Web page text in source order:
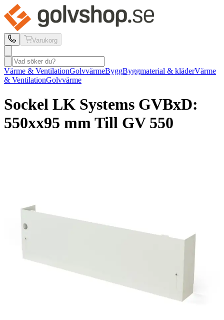
Varukorg
Värme & VentilationGolvvärmeByggByggmaterial & kläderVärme
& VentilationGolvvärme
Sockel LK Systems GVBxD:
550xx95 mm Till GV 550